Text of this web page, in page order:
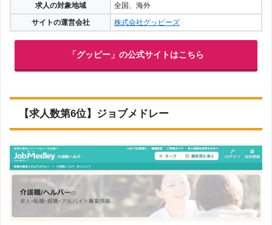
求人の対象地域
全国、海外
サイトの運営会社
株式会社グッピーズ
「グッピー」の公式サイトはこちら
【求人数第6位】ジョブメドレー